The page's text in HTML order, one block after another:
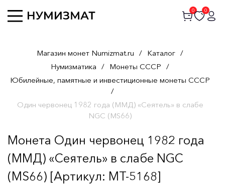
0 0
Магазин монет Numizmat.ru / Каталог /
Нумизматика / Монеты СССР /
Юбилейные, памятные и инвестиционные монеты СССР
/
Один червонец 1982 года (ММД) «Сеятель» в слабе
NGC (MS66)
Монета Один червонец 1982 года
(ММД) «Сеятель» в слабе NGC
(MS66) [Артикул: MT-5168]